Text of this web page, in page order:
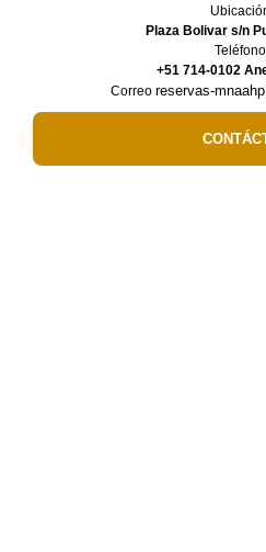
Plaza Bolivar s/n
Teléfono
+51 714-0102
Correo reservas-